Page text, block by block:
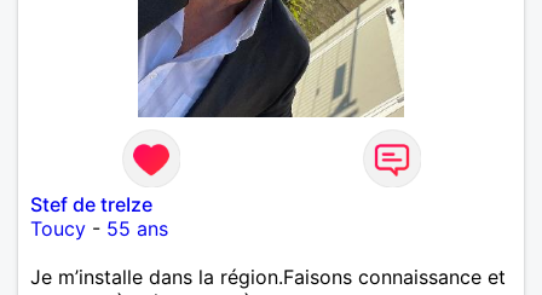
Stef de treIze
Toucy - 55 ans
Je m’installe dans la région.Faisons connaissance et